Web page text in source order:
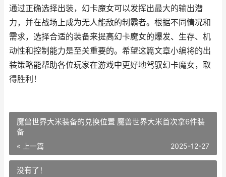
通过正确选择出装，幻卡魔女可以发挥出最大的输出潜
力，并在战场上成为无人能敌的制霸者。根据不同情况和
需求，选择合适的装备来提高幻卡魔女的爆发、生存、机
动性和控制能力是至关重要的。希望这篇文章小编将的出
装策略能帮助各位玩家在游戏中更好地驾驭幻卡魔女，取
得胜利！
魔兽世界大米装备的兑换位置 魔兽世界大米首次拿6件装
备
« 上一篇 2025-12-27
没有了！